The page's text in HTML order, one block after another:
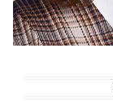
ーグファンが
/ 2chまとめア
【悲報】お
ら信じられな